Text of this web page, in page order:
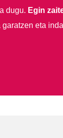
dugu. Egin
garatzen eta